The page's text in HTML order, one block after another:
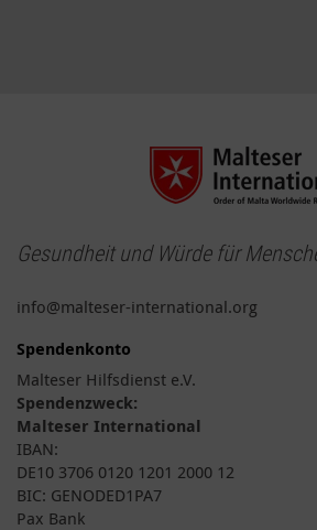
Gesundheit und Würde für
info@malteser-international.org
Spendenkonto
Malteser Hilfsdienst e.V.
Spendenzweck:
Malteser International
IBAN:
DE10 3706 0120 1201 2000 12
BIC: GENODED1PA7
Pax Bank